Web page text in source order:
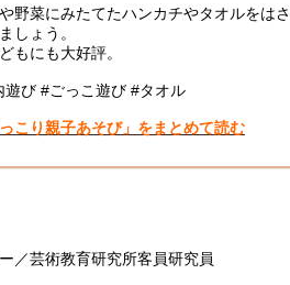
野菜にみたてたハンカチやタオルをは
しょう。
もにも大好評。
び #ごっこ遊び #タオル
こり親子あそび」をまとめて読む
／芸術教育研究所客員研究員